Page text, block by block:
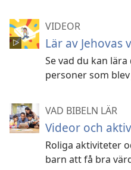
VIDEOR
Lär av Jehovas
Se vad du kan
personer som
VAD BIBELN LÄR
Videor och
Roliga aktiviteter
barn att få bra